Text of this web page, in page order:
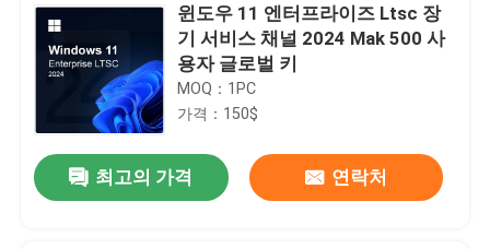
윈도우 11 엔터프라이즈 Ltsc 장
기 서비스 채널 2024 Mak 500 사
용자 글로벌 키
MOQ：1PC
가격：150$
최고의 가격 연락처